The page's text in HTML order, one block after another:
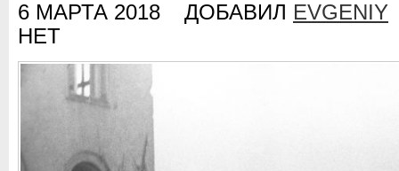
6 МАРТА 2018 ДОБАВИЛ EVGENIY
НЕТ